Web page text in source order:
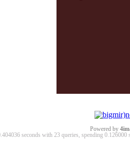
Powered by
seconds with 23 queries, spending